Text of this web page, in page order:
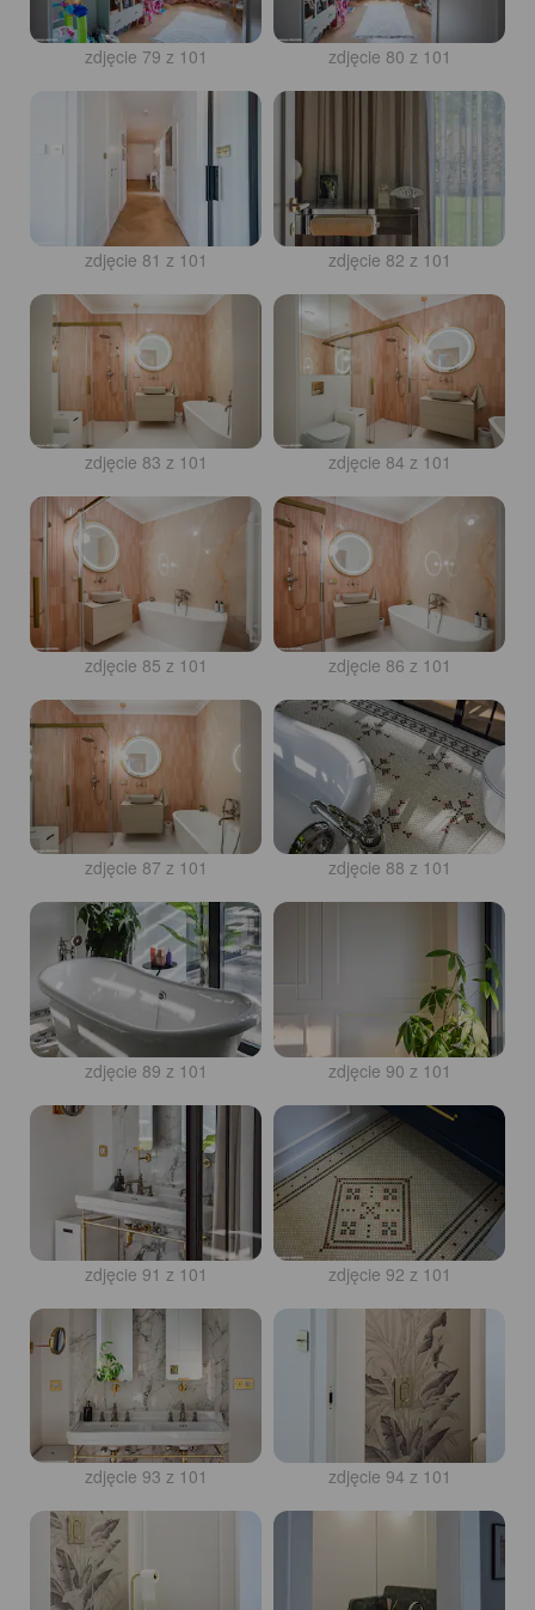
zdjęcie 79 z 101 zdjęcie 80 z 101
zdjęcie 81 z 101 zdjęcie 82 z 101
zdjęcie 83 z 101 zdjęcie 84 z 101
zdjęcie 85 z 101 zdjęcie 86 z 101
zdjęcie 87 z 101 zdjęcie 88 z 101
zdjęcie 89 z 101 zdjęcie 90 z 101
zdjęcie 91 z 101 zdjęcie 92 z 101
zdjęcie 93 z 101 zdjęcie 94 z 101